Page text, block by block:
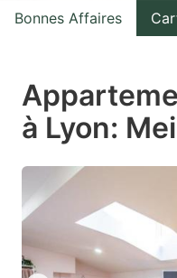
the
select
a
the
question
mark
Bonnes Affaires
à Lyon: